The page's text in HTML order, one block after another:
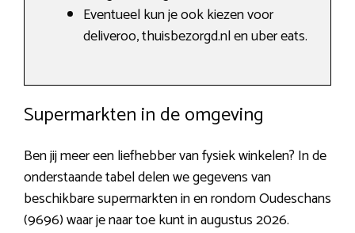
Eventueel kun je ook kiezen voor
deliveroo, thuisbezorgd.nl en uber eats.
Supermarkten in de omgeving
Ben jij meer een liefhebber van fysiek winkelen? In de
onderstaande tabel delen we gegevens van
beschikbare supermarkten in en rondom Oudeschans
(9696) waar je naar toe kunt in augustus 2026.